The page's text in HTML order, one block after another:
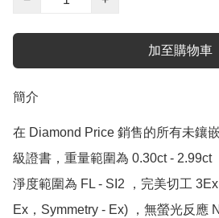
加至購物車
簡介
在 Diamond Price 銷售的所有未鑲
級證書，重量範圍為 0.30ct - 2.99ct
淨度範圍為 FL - SI2 ，完美切工
Ex，Symmetry - Ex) ，無螢光反應